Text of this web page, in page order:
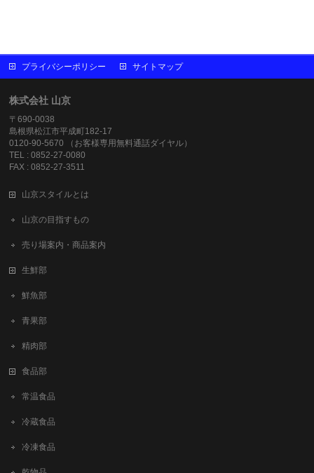
プライバシーポリシー サイトマップ
株式会社 山京
〒690-0038
島根県松江市平成町182-17
0120-90-5670 （お客様専用無料通話ダイヤル）
TEL : 0852-27-0080
FAX : 0852-27-3511
山京スタイルとは
山京の目指すもの
売り場案内・商品案内
生鮮部
鮮魚部
青果部
精肉部
食品部
常温食品
冷蔵食品
冷凍食品